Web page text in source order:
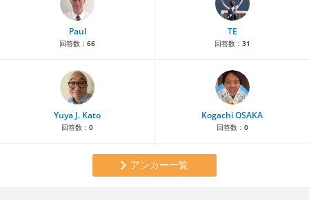
Paul
回答数： 66
TE
回答数： 31
Yuya J. Kato
回答数： 0
Kogachi OSAKA
回答数： 0
アンカー一覧